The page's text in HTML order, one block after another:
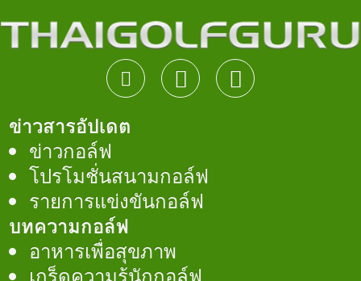
ข่าวสารอัปเดต
ข่าวกอล์ฟ
โปรโมชั่นสนามกอล์ฟ
รายการแข่งขันกอล์ฟ
บทความกอล์ฟ
อาหารเพื่อสุขภาพ